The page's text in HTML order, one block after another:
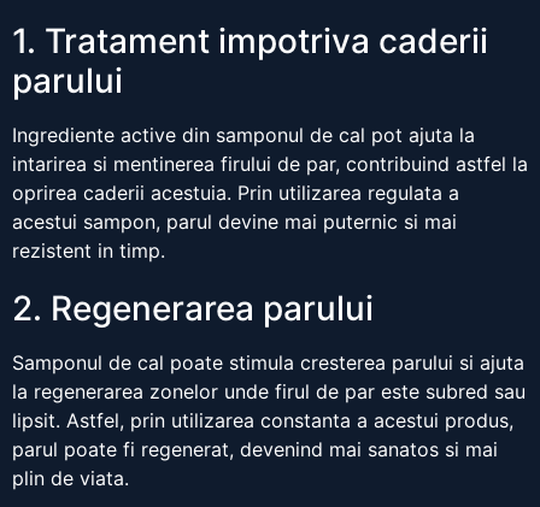
1. Tratament impotriva caderii
parului
Ingrediente active din samponul de cal pot ajuta la
intarirea si mentinerea firului de par, contribuind astfel la
oprirea caderii acestuia. Prin utilizarea regulata a
acestui sampon, parul devine mai puternic si mai
rezistent in timp.
2. Regenerarea parului
Samponul de cal poate stimula cresterea parului si ajuta
la regenerarea zonelor unde firul de par este subred sau
lipsit. Astfel, prin utilizarea constanta a acestui produs,
parul poate fi regenerat, devenind mai sanatos si mai
plin de viata.